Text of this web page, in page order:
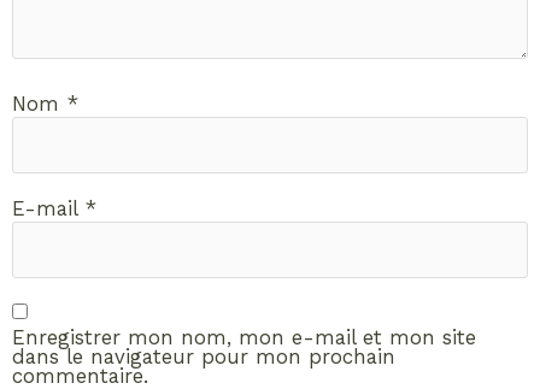
Nom *
E-mail *
Enregistrer mon nom, mon e-mail et mon site
dans le navigateur pour mon prochain
commentaire.